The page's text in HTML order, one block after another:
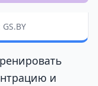
и